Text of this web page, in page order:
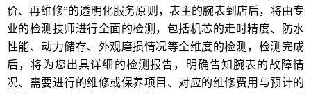
价、再维修”的透明化服务原则，表主的腕表到店后，将由专
业的检测技师进行全面的检测，包括机芯的走时精度、防水
性能、动力储存、外观磨损情况等全维度的检测，检测完成
后，将为您出具详细的检测报告，明确告知腕表的故障情
况、需要进行的维修或保养项目、对应的维修费用与预计的